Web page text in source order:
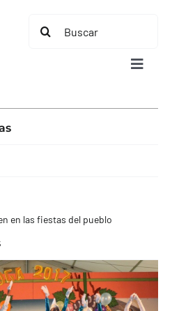
Buscar:
Toggle
en las fiestas del pueblo